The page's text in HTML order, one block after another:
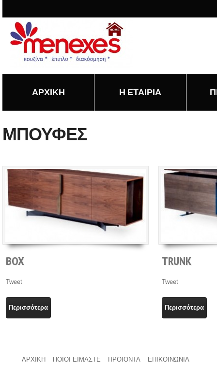
ΑΡΧΙΚΗ Η ΕΤΑΙΡΙΑ
ΜΠΟΥΦΕΣ
BOX
Tweet
Περισσότερα
TRUNK
Tweet
Περισσότερα
ΑΡΧΙΚΗ ΠΟΙΟΙ ΕΙΜΑΣΤΕ ΠΡΟΙΟΝΤΑ ΕΠΙΚΟΙΝΩΝΙΑ